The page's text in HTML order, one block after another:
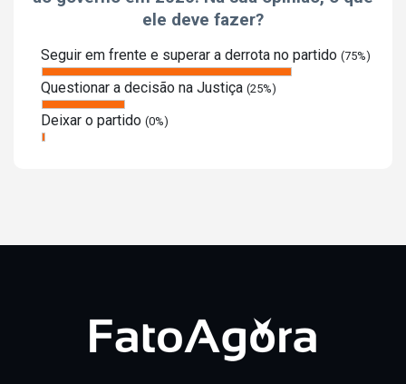
ele deve fazer?
Seguir em frente e superar a derrota no partido (75%)
Questionar a decisão na Justiça (25%)
Deixar o partido (0%)